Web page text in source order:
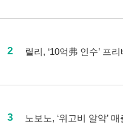
2 릴리, ‘10억弗 인수’ 프
3 노보노, ‘위고비 알약’